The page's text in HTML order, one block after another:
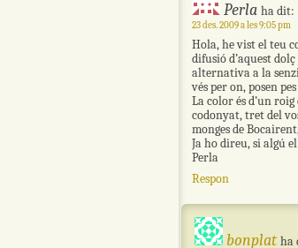
Perla ha dit:
23 des. 2009 a les 9:05 pm
Hola, he vist el teu
difusió d’aquest
alternativa a la
vés per on, posen
La color és d’un
codonyat, tret del
monges de
Ja ho direu, si algú
Perla
Respon
bonplat ha